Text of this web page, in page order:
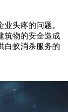
头疼的问题。
筑物的安全造成
白蚁消杀服务的